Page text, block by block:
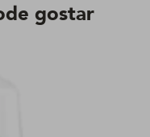
gostar